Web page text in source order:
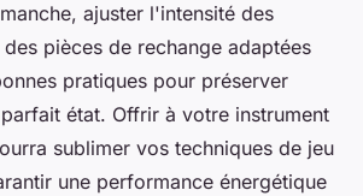
ajuster l'intensité des
pièces de rechange adaptées
pratiques pour préserver
état. Offrir à votre instrument
sublimer vos techniques de jeu
une performance énergétique